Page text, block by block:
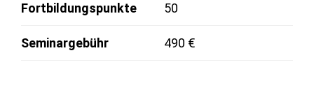
Fortbildungspunkte 50
Seminargebühr 490 €